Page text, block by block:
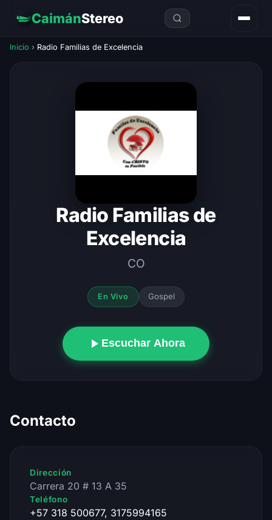
CaimánStereo
Inicio › Radio Familias de Excelencia
Radio Familias de
Excelencia
CO
En Vivo Gospel
Escuchar Ahora
Contacto
Dirección
Carrera 20 # 13 A 35
Teléfono
+57 318 500677, 3175994165